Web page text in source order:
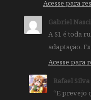
Acesse para
Gabriel
A S1 é toda
adaptação.
Acesse para
Rafael
“E prevejo